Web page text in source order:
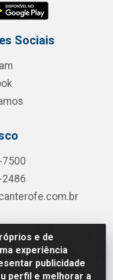
e de
experiência
publicidade
perfil e melhorar a
Sociais
de Luna, 3777 -
- CEP 58081-400 -
85